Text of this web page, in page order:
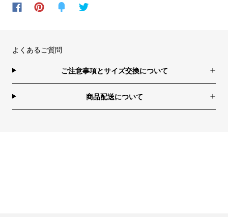
よくあるご質問
ご注意事項とサイズ交換について
商品配送について